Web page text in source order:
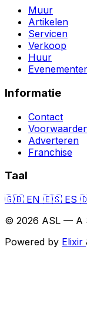
Muur
Artikelen
Servicen
Verkoop
Huur
Informatie
Contact
Adverteren
Franchise
Taal
🇬🇧 EN 🇪🇸 ES
© 2026 ASL — A
Powered by Elixir